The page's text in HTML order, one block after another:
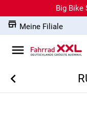
Big Bike
Meine Filiale